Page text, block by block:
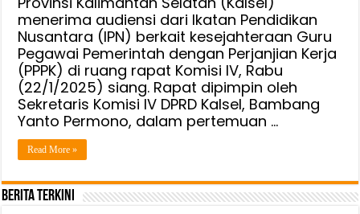
menerima audiensi dari Ikatan Pendidikan
Nusantara (IPN) berkait kesejahteraan Guru
Pegawai Pemerintah dengan Perjanjian Kerja
(PPPK) di ruang rapat Komisi IV, Rabu
(22/1/2025) siang. Rapat dipimpin oleh
Sekretaris Komisi IV DPRD Kalsel, Bambang
Yanto Permono, dalam pertemuan …
Read More »
Berita Terkini